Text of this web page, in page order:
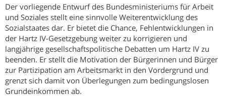
Der vorliegende Entwurf des Bundesministeriums für Arbeit
und Soziales stellt eine sinnvolle Weiterentwicklung des
Sozialstaates dar. Er bietet die Chance, Fehlentwicklungen in
der Hartz IV-Gesetzgebung weiter zu korrigieren und
langjährige gesellschaftspolitische Debatten um Hartz IV zu
beenden. Er stellt die Motivation der Bürgerinnen und Bürger
zur Partizipation am Arbeitsmarkt in den Vordergrund und
grenzt sich damit von Überlegungen zum bedingungslosen
Grundeinkommen ab.